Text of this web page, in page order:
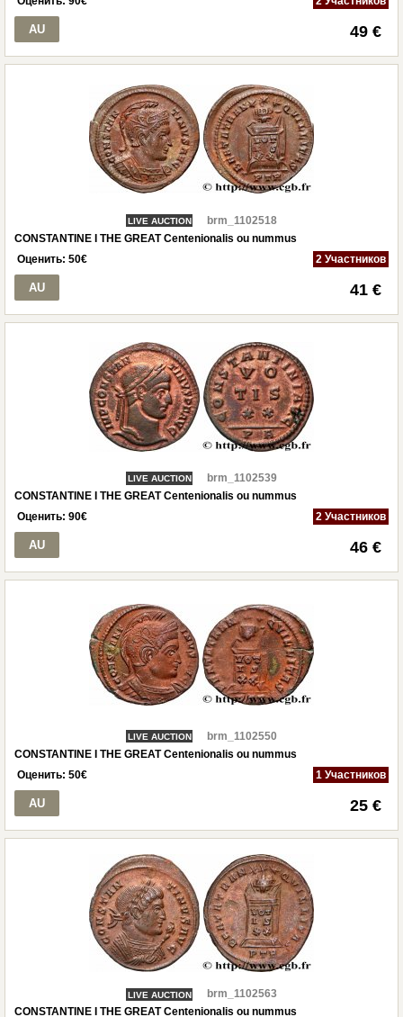
AU 49 €
LIVE AUCTION
brm_1102518
CONSTANTINE I THE GREAT Centenionalis ou nummus
Оценить: 50€ 2 Участников
AU 41 €
LIVE AUCTION
brm_1102539
CONSTANTINE I THE GREAT Centenionalis ou nummus
Оценить: 90€ 2 Участников
AU 46 €
LIVE AUCTION
brm_1102550
CONSTANTINE I THE GREAT Centenionalis ou nummus
Оценить: 50€ 1 Участников
AU 25 €
LIVE AUCTION
brm_1102563
CONSTANTINE I THE GREAT Centenionalis ou nummus